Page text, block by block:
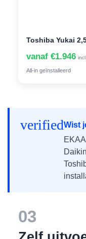
Toshiba Yukai
vanaf €1.946
All-in geïnstalleerd
verifiedWist
03